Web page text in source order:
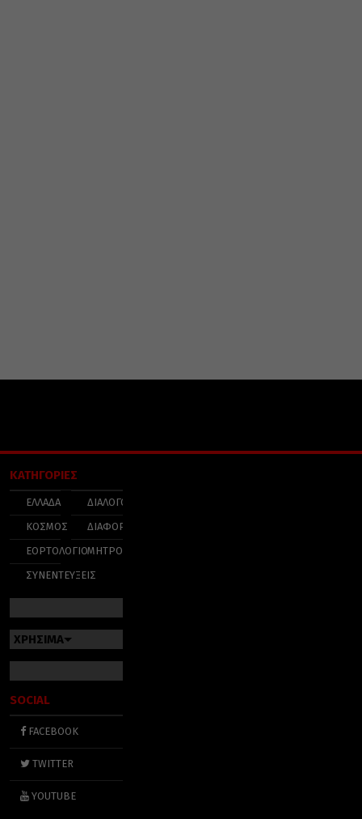
ΚΑΤΗΓΟΡΙΕΣ
ΕΛΛΑΔΑ
ΚΟΣΜΟΣ
ΕΟΡΤΟΛΟΓΙΟ
ΣΥΝΕΝΤΕΥΞΕΙΣ
ΔΙΑΛΟΓΟΣ
ΔΙΑΦΟΡΑ
ΜΗΤΡΟΠΟΛΕΙΣ
ΧΡΗΣΙΜΑ
SOCIAL
FACEBOOK
TWITTER
YOUTUBE